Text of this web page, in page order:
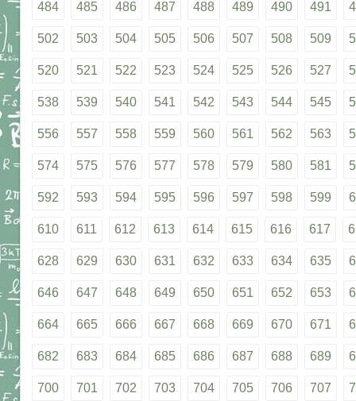
484 485 486 487 488 489 490 491
502 503 504 505 506 507 508 509
520 521 522 523 524 525 526 527
538 539 540 541 542 543 544 545
556 557 558 559 560 561 562 563
574 575 576 577 578 579 580 581
592 593 594 595 596 597 598 599
610 611 612 613 614 615 616 617
628 629 630 631 632 633 634 635
646 647 648 649 650 651 652 653
664 665 666 667 668 669 670 671
682 683 684 685 686 687 688 689
700 701 702 703 704 705 706 707